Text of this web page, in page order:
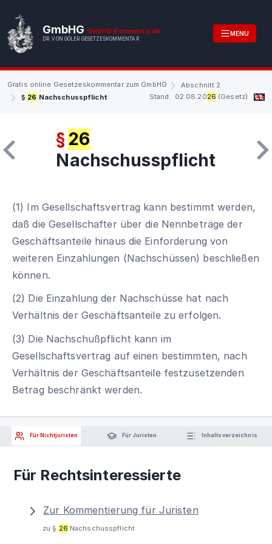
GmbHG GmbHG.Kommentar.de
DR. VON GÖLER GESETZESKOMMENTAR
MENU
Gratis online Gesetzeskommentar zum GmbHG
Abschnitt 2
§ 26 Nachschusspflicht Stand: 02.08.2026 (Gesetz)
§ 26
Nachschusspflicht
(1) Im Gesellschaftsvertrag kann bestimmt werden,
daß die Gesellschafter über die Nennbeträge der
Geschäftsanteile hinaus die Einforderung von
weiteren Einzahlungen (Nachschüssen) beschließen
können.
(2) Die Einzahlung der Nachschüsse hat nach
Verhältnis der Geschäftsanteile zu erfolgen.
(3) Die Nachschußpflicht kann im
Gesellschaftsvertrag auf einen bestimmten, nach
Verhältnis der Geschäftsanteile festzusetzenden
Betrag beschränkt werden.
Für Nichtjuristen Für Juristen Inhaltsverzeichnis
Für Rechtsinteressierte
Zur Kommentierung für Juristen
zu § 26 Nachschusspflicht